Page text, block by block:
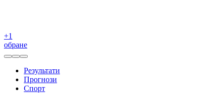
+1
обране
Результати
Прогнози
Спорт